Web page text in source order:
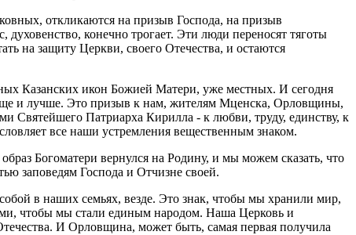
откликаются на призыв Господа, на призыв
конечно трогает. Эти люди переносят тяготы
на защиту Церкви, своего Отечества, и остаются
Казанских икон Божией Матери, уже местных. И сегодня
и лучше. Это призыв к нам, жителям Мценска, Орловщины,
Святейшего Патриарха Кирилла - к любви, труду, единству, к
все наши устремления вещественным знаком.
Богоматери вернулся на Родину, и мы можем сказать, что
заповедям Господа и Отчизне своей.
в наших семьях, везде. Это знак, чтобы мы хранили мир,
чтобы мы стали единым народом. Наша Церковь и
И Орловщина, может быть, самая первая получила